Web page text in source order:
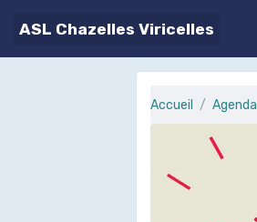
ASL Chazelles Viricelles
Accueil Agenda